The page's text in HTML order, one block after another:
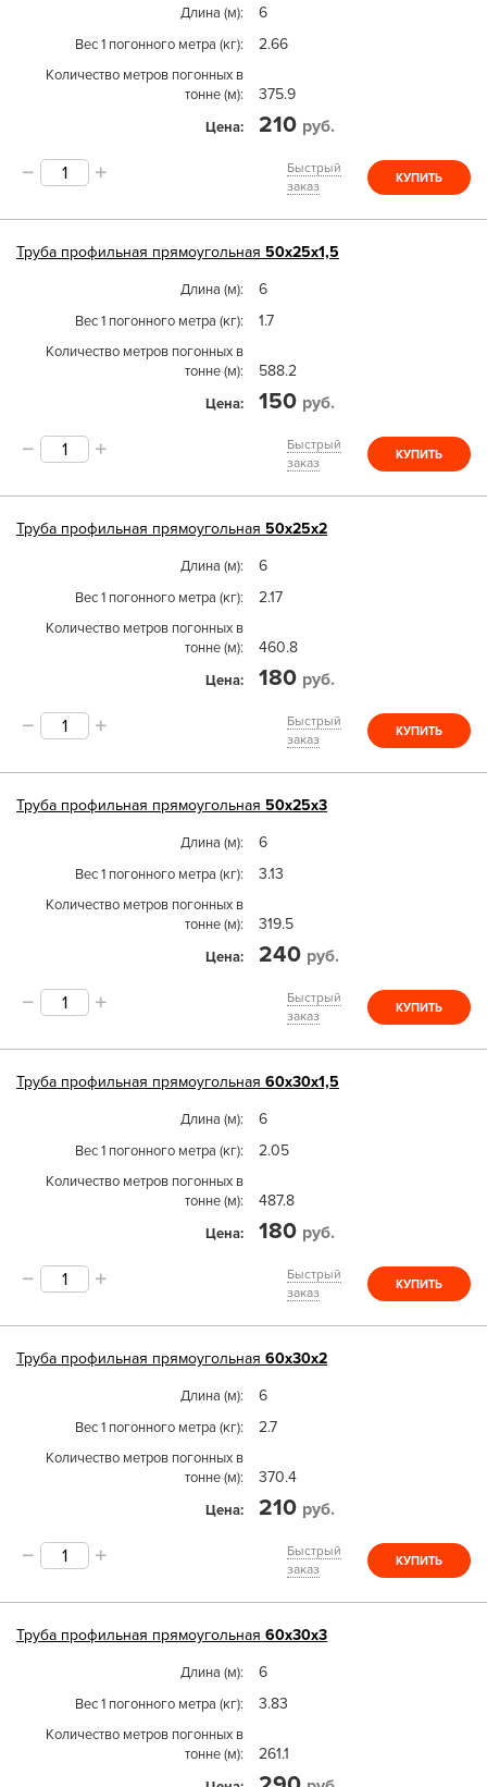
Длина (м) 6
Вес 1 погонного метра (кг) 2.66
Количество метров погонных в
тонне (м)
375.9
Цена 210 руб.
Быстрый
заказ
КУПИТЬ
Труба профильная прямоугольная 50х25х1,5
Длина (м) 6
Вес 1 погонного метра (кг) 1.7
Количество метров погонных в
тонне (м)
588.2
Цена 150 руб.
Быстрый
заказ
КУПИТЬ
Труба профильная прямоугольная 50х25х2
Длина (м) 6
Вес 1 погонного метра (кг) 2.17
Количество метров погонных в
тонне (м)
460.8
Цена 180 руб.
Быстрый
заказ
КУПИТЬ
Труба профильная прямоугольная 50х25х3
Длина (м) 6
Вес 1 погонного метра (кг) 3.13
Количество метров погонных в
тонне (м)
319.5
Цена 240 руб.
Быстрый
заказ
КУПИТЬ
Труба профильная прямоугольная 60х30х1,5
Длина (м) 6
Вес 1 погонного метра (кг) 2.05
Количество метров погонных в
тонне (м)
487.8
Цена 180 руб.
Быстрый
заказ
КУПИТЬ
Труба профильная прямоугольная 60х30х2
Длина (м) 6
Вес 1 погонного метра (кг) 2.7
Количество метров погонных в
тонне (м)
370.4
Цена 210 руб.
Быстрый
заказ
КУПИТЬ
Труба профильная прямоугольная 60х30х3
Длина (м) 6
Вес 1 погонного метра (кг) 3.83
Количество метров погонных в
тонне (м)
261.1